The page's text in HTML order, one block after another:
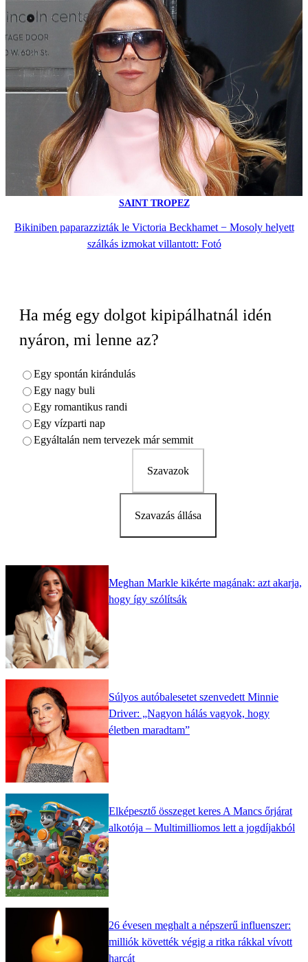
SAINT TROPEZ
Bikiniben paparazzizták le Victoria Beckhamet − Mosoly helyett
szálkás izmokat villantott: Fotó
Ha még egy dolgot kipipálhatnál idén
nyáron, mi lenne az?
Egy spontán kirándulás
Egy nagy buli
Egy romantikus randi
Egy vízparti nap
Egyáltalán nem tervezek már semmit
Szavazok
Szavazás állása
Meghan Markle kikérte magának: azt akarja,
hogy így szólítsák
Súlyos autóbalesetet szenvedett Minnie
Driver: „Nagyon hálás vagyok, hogy
életben maradtam”
Elképesztő összeget keres A Mancs őrjárat
alkotója – Multimilliomos lett a jogdíjakból
26 évesen meghalt a népszerű influenszer:
milliók követték végig a ritka rákkal vívott
harcát